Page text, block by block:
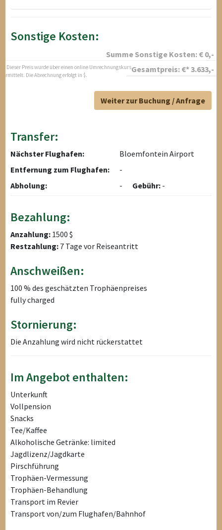
Sonstige Kosten:
Summe Sonstige Kosten: € 0,-
Gesamtpreis: €*3.633,-
* Dieser Preis wurde über einen online Umrechnungskurs
ermittelt. Die Abrechnung erfolgt in $.
Weiter zur Buchung / Anfrage
Transfer:
Nächster Flughafen:
Bloemfontein Airport
Entfernung zum Flughafen:
-
Abholung:
- Gebühr: -
Bezahlung:
Anzahlung: 1500 $
Restzahlung: 7 Tage vor Reiseantritt
Anschweißen:
100 % des geschätzten Trophäenpreises
fully charged
Stornierung:
Die Anzahlung wird nicht rückerstattet
Im Angebot enthalten:
Unterkunft
Vollpension
Snacks
Tee/Kaffee
Alkoholische Getränke: limited
Jagdlizenz/Jagdkarte
Pirschführung
Trophäen-Vermessung
Trophäen-Behandlung
Transport im Revier
Transport von/zum Flughafen/Bahnhof